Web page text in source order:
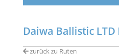
Daiwa Ballistic
zurück zu Ruten